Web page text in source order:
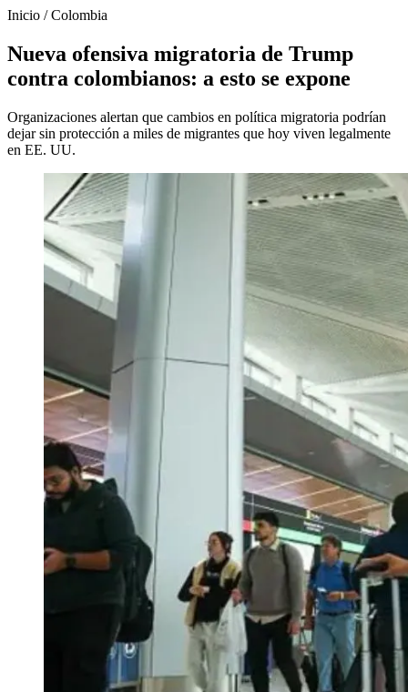
Inicio /Colombia
Nueva ofensiva migratoria de Trump
contra colombianos: a esto se expone
Organizaciones alertan que cambios en política migratoria podrían
dejar sin protección a miles de migrantes que hoy viven legalmente
en EE. UU.